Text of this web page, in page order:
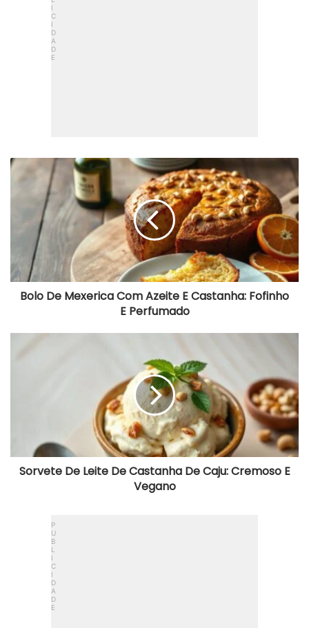
Bolo
De
Mexerica
Com
Azeite
Castanha:
Fofinho
E
Perfumado
Bolo De Mexerica Com Azeite E Castanha: Fofinho
E Perfumado
Sorvete
Vegano
Sorvete De Leite De Castanha De Caju: Cremoso E
Vegano